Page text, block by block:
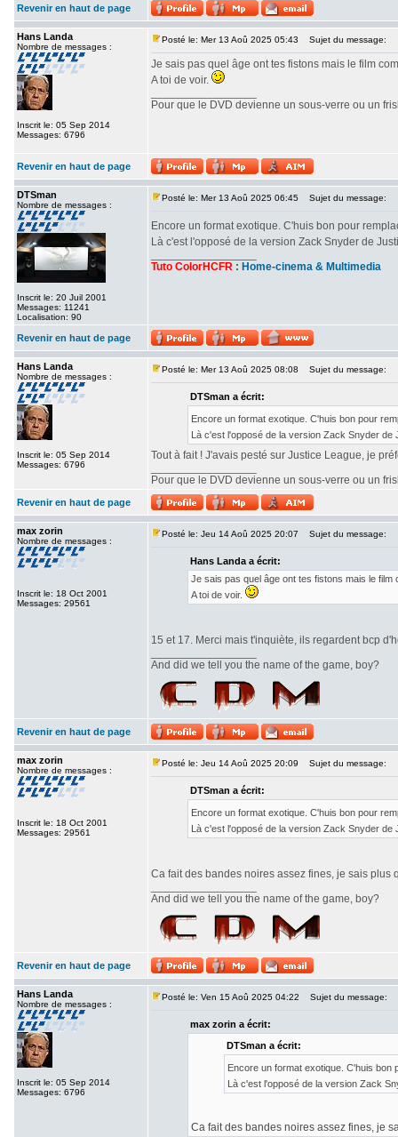
Revenir en haut de page
Hans Landa
Nombre de messages :
Inscrit le: 05 Sep 2014
Messages: 6796
Posté le: Mer 13 Aoû 2025 05:43 Sujet du message:
Je sais pas quel âge ont tes fistons mais le film
A toi de voir.
Pour que le DVD devienne un sous-verre ou un
Revenir en haut de page
DTSman
Nombre de messages :
Inscrit le: 20 Juil 2001
Messages: 11241
Localisation: 90
Posté le: Mer 13 Aoû 2025 06:45 Sujet du message:
Encore un format exotique. C'huis bon pour
Là c'est l'opposé de la version Zack Snyder de
Tuto ColorHCFR : Home-cinema & Multimedia
Revenir en haut de page
Hans Landa
Nombre de messages :
Inscrit le: 05 Sep 2014
Messages: 6796
Posté le: Mer 13 Aoû 2025 08:08 Sujet du message:
DTSman a écrit:
Encore un format exotique. C'huis bon pour
Là c'est l'opposé de la version Zack Snyder de
Tout à fait ! J'avais pesté sur Justice League, je
Pour que le DVD devienne un sous-verre ou un
Revenir en haut de page
max zorin
Nombre de messages :
Inscrit le: 18 Oct 2001
Messages: 29561
Posté le: Jeu 14 Aoû 2025 20:07 Sujet du message:
Hans Landa a écrit:
Je sais pas quel âge ont tes fistons mais le
A toi de voir.
15 et 17. Merci mais t'inquiète, ils regardent bcp
And did we tell you the name of the game, boy?
Revenir en haut de page
max zorin
Nombre de messages :
Inscrit le: 18 Oct 2001
Messages: 29561
Posté le: Jeu 14 Aoû 2025 20:09 Sujet du message:
DTSman a écrit:
Encore un format exotique. C'huis bon pour
Là c'est l'opposé de la version Zack Snyder de
Ca fait des bandes noires assez fines, je sais
And did we tell you the name of the game, boy?
Revenir en haut de page
Hans Landa
Nombre de messages :
Inscrit le: 05 Sep 2014
Messages: 6796
Posté le: Ven 15 Aoû 2025 04:22 Sujet du message:
max zorin a écrit:
DTSman a écrit:
Encore un format exotique. C'huis
Là c'est l'opposé de la version Zack
Ca fait des bandes noires assez fines, je